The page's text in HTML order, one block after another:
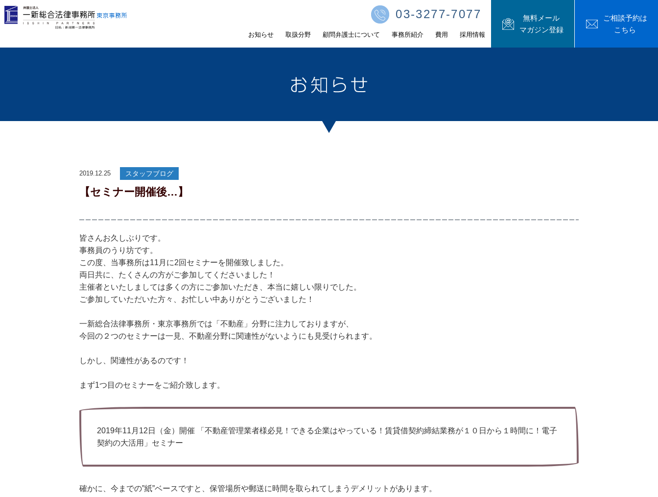
03-3277-7077
お知らせ 取扱分野 顧問弁護士について 事務所紹介 費用 採用情報
ご相談予約は
こちら
無料メール
マガジン登録
2019.12.25 スタッフブログ
【セミナー開催後…】
皆さんお久しぶりです。
事務員のうり坊です。
この度、当事務所は11月に2回セミナーを開催致しました。
両日共に、たくさんの方がご参加してくださいました！
主催者といたしましては多くの方にご参加いただき、本当に嬉しい限りでした。
ご参加していただいた方々、お忙しい中ありがとうございました！
一新総合法律事務所・東京事務所では「不動産」分野に注力しておりますが、
今回の２つのセミナーは一見、不動産分野に関連性がないようにも見受けられます。
しかし、関連性があるのです！
まず1つ目のセミナーをご紹介致します。
2019年11月12日（金）開催 「不動産管理業者様必見！できる企業はやっている！賃貸借契約締結業務が１０日から１時間に！電子
契約の大活用」セミナー
確かに、今までの”紙”ベースですと、保管場所や郵送に時間を取られてしまうデメリットがあります。